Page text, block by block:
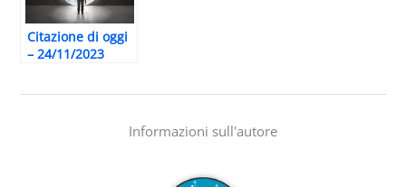
Citazione di oggi
– 24/11/2023
Informazioni sull'autore